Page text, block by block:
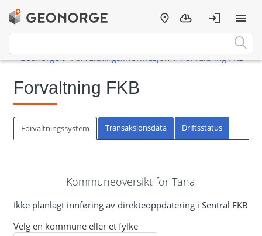
Forvaltning FKB
Forvaltningssystem Transaksjonsdata Driftsstatus
Kommuneoversikt for Tana
Ikke planlagt innføring av direkteoppdatering i Sentral FKB
Velg en kommune eller et fylke